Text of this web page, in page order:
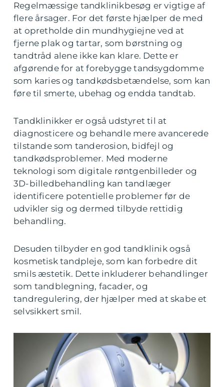
Regelmæssige tandklinikbesøg er vigtige af
flere årsager. For det første hjælper de med
at opretholde din mundhygiejne ved at
fjerne plak og tartar, som børstning og
tandtråd alene ikke kan klare. Dette er
afgørende for at forebygge tandsygdomme
som karies og tandkødsbetændelse, som kan
føre til smerte, ubehag og endda tandtab.
Tandklinikker er også udstyret til at
diagnosticere og behandle mere avancerede
tilstande som tanderosion, bidfejl og
tandkødsproblemer. Med moderne
teknologi som digitale røntgenbilleder og
3D-billedbehandling kan tandlæger
identificere potentielle problemer før de
udvikler sig og dermed tilbyde rettidig
behandling.
Desuden tilbyder en god tandklinik også
kosmetisk tandpleje, som kan forbedre dit
smils æstetik. Dette inkluderer behandlinger
som tandblegning, facader, og
tandregulering, der hjælper med at skabe et
selvsikkert smil.